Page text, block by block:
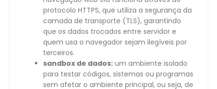
protocolo HTTPS, que utiliza a segurança da
camada de transporte (TLS), garantindo
que os dados trocados entre servidor e
quem usa o navegador sejam ilegíveis por
terceiros.
sandbox de dados: um ambiente isolado
para testar códigos, sistemas ou programas
sem afetar o ambiente principal, ou seja, de